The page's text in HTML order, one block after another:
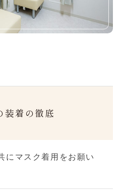
装着の徹底
にマスク着用をお願い